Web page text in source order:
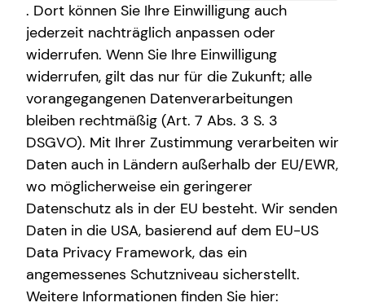
Aufsichtsbehörde:
IHK Osnabrück - Emsland - Grafschaft Bentheim
Neuer Graben 38
49074 Osnabrück
Registrierungsnummer: D-D6BV-8NWJX-11
Berufsbezeichnung: Versicherungsvertreter mit Erlaubnis
nach § 34 d Abs. 1 GewO Bundesrepublik Deutschland
Berufsrechtliche Regelungen: § 34 d Gewerbeordnung
Versicherungsvertrag (VVG), Verordnung über die
Versicherungsvermittlung und -beratung (VersVermV),
abrufbar unterwww.gesetze-im-internet.de
. Dort können Sie Ihre Einwilligung auch
jederzeit nachträglich anpassen oder
widerrufen. Wenn Sie Ihre Einwilligung
widerrufen, gilt das nur für die Zukunft; alle
vorangegangenen Datenverarbeitungen
bleiben rechtmäßig (Art. 7 Abs. 3 S. 3
DSGVO). Mit Ihrer Zustimmung verarbeiten wir
Daten auch in Ländern außerhalb der EU/EWR,
wo möglicherweise ein geringerer
Datenschutz als in der EU besteht. Wir senden
Daten in die USA, basierend auf dem EU-US
Data Privacy Framework, das ein
angemessenes Schutzniveau sicherstellt.
Weitere Informationen finden Sie hier: